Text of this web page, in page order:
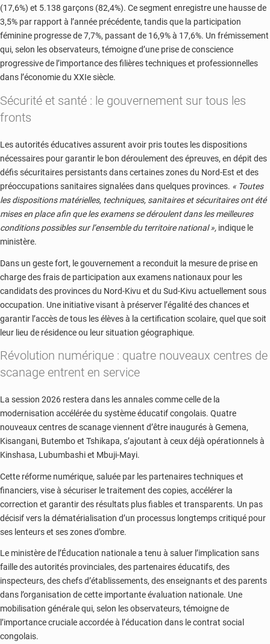
(17,6%) et 5.138 garçons (82,4%). Ce segment enregistre une hausse de
3,5% par rapport à l’année précédente, tandis que la participation
féminine progresse de 7,7%, passant de 16,9% à 17,6%. Un frémissement
qui, selon les observateurs, témoigne d’une prise de conscience
progressive de l’importance des filières techniques et professionnelles
dans l’économie du XXIe siècle.
Sécurité et santé : le gouvernement sur tous les
fronts
Les autorités éducatives assurent avoir pris toutes les dispositions
nécessaires pour garantir le bon déroulement des épreuves, en dépit des
défis sécuritaires persistants dans certaines zones du Nord-Est et des
préoccupations sanitaires signalées dans quelques provinces. « Toutes
les dispositions matérielles, techniques, sanitaires et sécuritaires ont été
mises en place afin que les examens se déroulent dans les meilleures
conditions possibles sur l’ensemble du territoire national », indique le
ministère.
Dans un geste fort, le gouvernement a reconduit la mesure de prise en
charge des frais de participation aux examens nationaux pour les
candidats des provinces du Nord-Kivu et du Sud-Kivu actuellement sous
occupation. Une initiative visant à préserver l’égalité des chances et
garantir l’accès de tous les élèves à la certification scolaire, quel que soit
leur lieu de résidence ou leur situation géographique.
Révolution numérique : quatre nouveaux centres de
scanage entrent en service
La session 2026 restera dans les annales comme celle de la
modernisation accélérée du système éducatif congolais. Quatre
nouveaux centres de scanage viennent d’être inaugurés à Gemena,
Kisangani, Butembo et Tshikapa, s’ajoutant à ceux déjà opérationnels à
Kinshasa, Lubumbashi et Mbuji-Mayi.
Cette réforme numérique, saluée par les partenaires techniques et
financiers, vise à sécuriser le traitement des copies, accélérer la
correction et garantir des résultats plus fiables et transparents. Un pas
décisif vers la dématérialisation d’un processus longtemps critiqué pour
ses lenteurs et ses zones d’ombre.
Le ministère de l’Éducation nationale a tenu à saluer l’implication sans
faille des autorités provinciales, des partenaires éducatifs, des
inspecteurs, des chefs d’établissements, des enseignants et des parents
dans l’organisation de cette importante évaluation nationale. Une
mobilisation générale qui, selon les observateurs, témoigne de
l’importance cruciale accordée à l’éducation dans le contrat social
congolais.